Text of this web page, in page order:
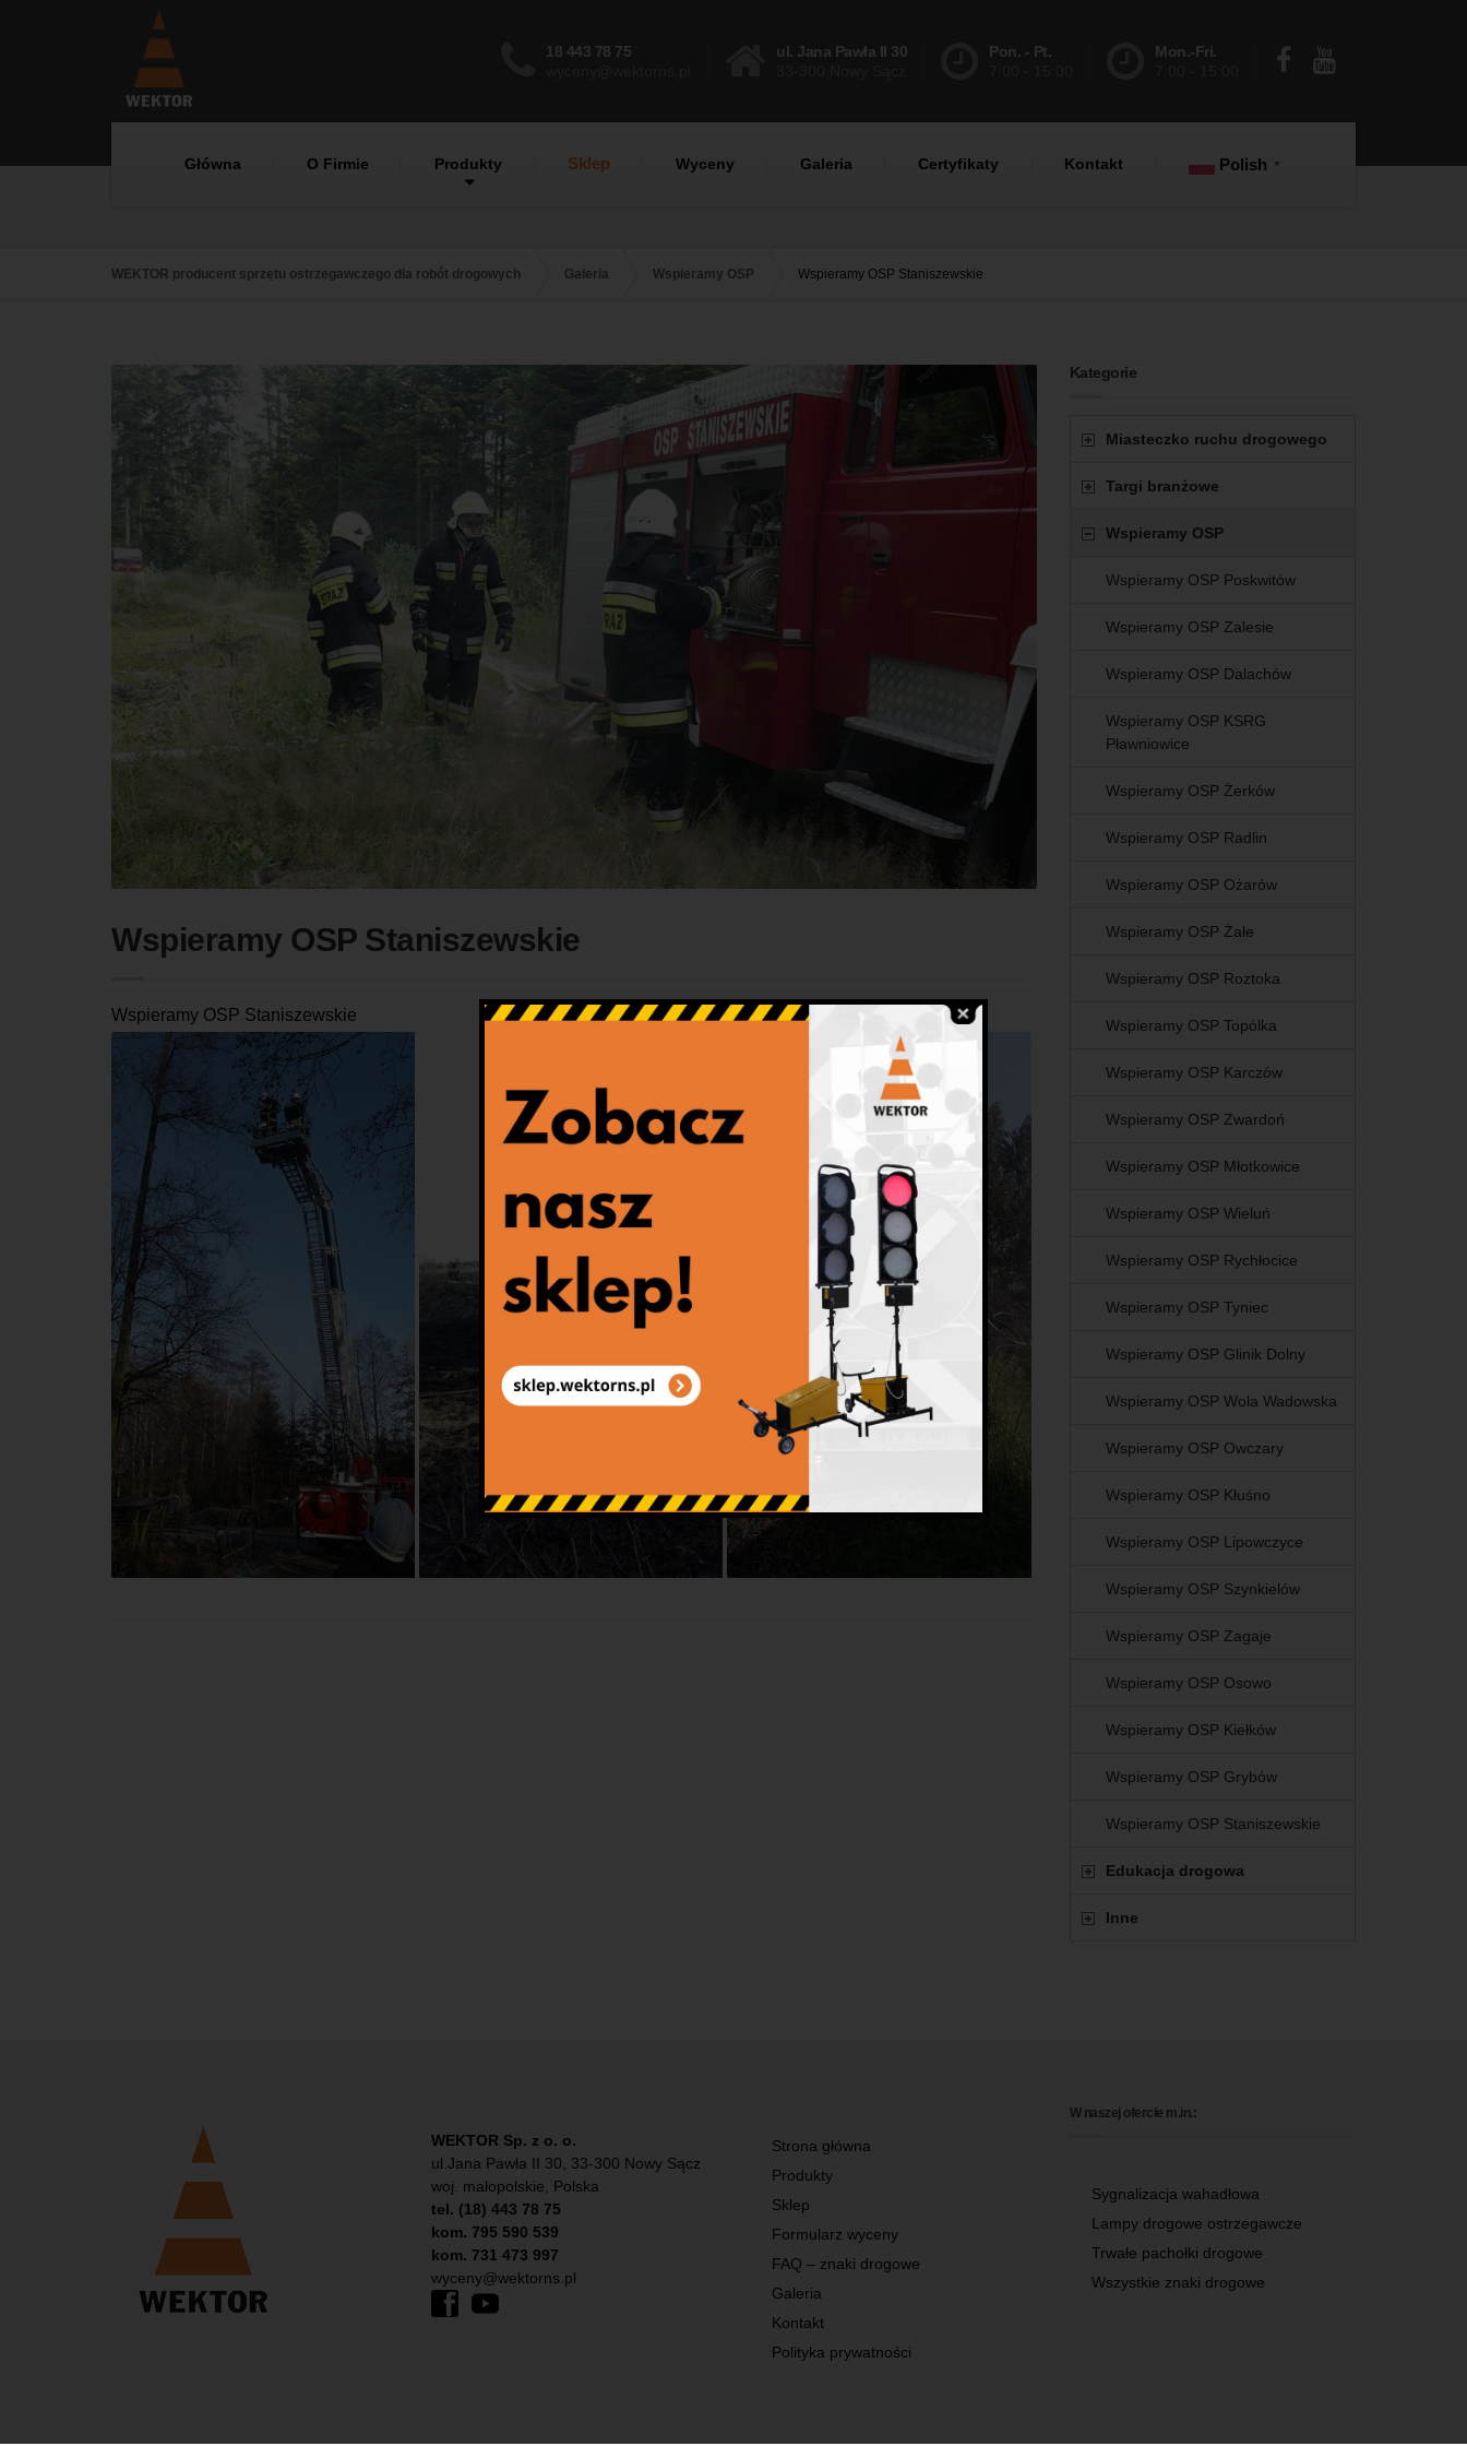
18 443 78 75
ul. Jana Pawła II 30
Pon. - Pt.
Mon.-Fri.
Główna O Firmie Produkty Sklep Wyceny Galeria Certyfikaty Kontakt Polish ▼
WEKTOR producent sprzętu ostrzegawczego dla robót drogowych Galeria Wspieramy OSP Wspieramy OSP Staniszewskie
Wspieramy OSP Staniszewskie
Wspieramy OSP Staniszewskie
Kategorie
Miasteczko ruchu drogowego
Targi branżowe
Wspieramy OSP
Wspieramy OSP Poskwitów
Wspieramy OSP Zalesie
Wspieramy OSP Dalachów
Wspieramy OSP KSRG
Pławniowice
Wspieramy OSP Żerków
Wspieramy OSP Radlin
Wspieramy OSP Ożarów
Wspieramy OSP Żałe
Wspieramy OSP Roztoka
Wspieramy OSP Topólka
Wspieramy OSP Karczów
Wspieramy OSP Zwardoń
Wspieramy OSP Młotkowice
Wspieramy OSP Wieluń
Wspieramy OSP Rychłocice
Wspieramy OSP Tyniec
Wspieramy OSP Glinik Dolny
Wspieramy OSP Wola Wadowska
Wspieramy OSP Owczary
Wspieramy OSP Kłuśno
Wspieramy OSP Lipowczyce
Wspieramy OSP Szynkielów
Wspieramy OSP Zagaje
Wspieramy OSP Osowo
Wspieramy OSP Kiełków
Wspieramy OSP Grybów
Wspieramy OSP Staniszewskie
Edukacja drogowa
Inne
WEKTOR Sp. z o. o.
ul.Jana Pawła II 30, 33-300 Nowy Sącz
woj. małopolskie, Polska
tel. (18) 443 78 75
kom. 795 590 539
kom. 731 473 997
wyceny@wektorns.pl
Strona główna
Produkty
Sklep
Formularz wyceny
FAQ – znaki drogowe
Galeria
Kontakt
Polityka prywatności
W naszej ofercie m.in.:
Sygnalizacja wahadłowa
Lampy drogowe ostrzegawcze
Trwałe pachołki drogowe
Wszystkie znaki drogowe